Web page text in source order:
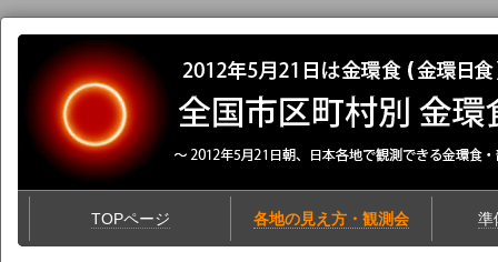
TOPページ 各地の見え方・観測会 準